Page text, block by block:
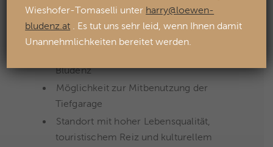
Moderne Infrastruktur, betriebsbereit
Bludenz
Möglichkeit zur Mitbenutzung der
Tiefgarage
Standort mit hoher Lebensqualität,
touristischem Reiz und kulturellem
Wieshofer-Tomaselli unter harry@loewen-
bludenz.at . Es tut uns sehr leid, wenn Ihnen damit
Unannehmlichkeiten bereitet werden.